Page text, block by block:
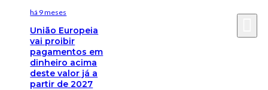
há 9 meses
União Europeia
vai proibir
pagamentos em
dinheiro acima
deste valor já a
partir de 2027